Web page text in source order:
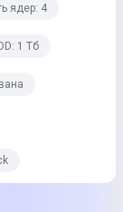
ядер: 4
1 Тб